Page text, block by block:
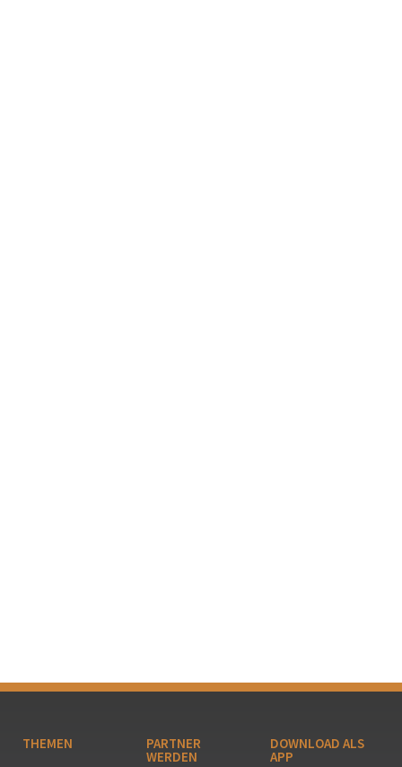
THEMEN PARTNER
WERDEN
DOWNLOAD ALS
APP